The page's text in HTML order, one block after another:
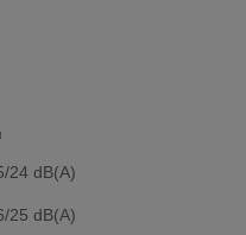
24 dB(A)
25 dB(A)